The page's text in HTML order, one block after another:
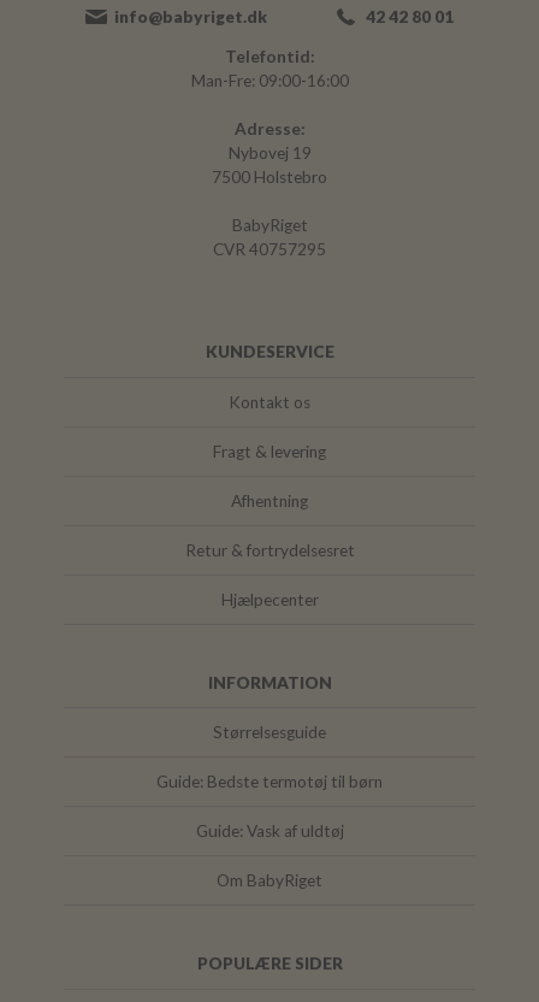
info@babyriget.dk 42 42 80 01
Telefontid:
Man-Fre: 09:00-16:00
Adresse:
Nybovej 19
7500 Holstebro
BabyRiget
CVR 40757295
KUNDESERVICE
Kontakt os
Fragt & levering
Afhentning
Retur & fortrydelsesret
Hjælpecenter
INFORMATION
Størrelsesguide
Guide: Bedste termotøj til børn
Guide: Vask af uldtøj
Om BabyRiget
POPULÆRE SIDER